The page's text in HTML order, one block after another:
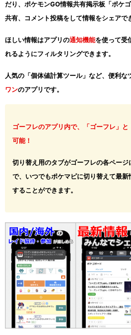
だり、ポケモンGO情報共有掲示板「ポケ
共有、コメント投稿をして情報をシェアで
ほしい情報はアプリの通知機能を使って受
れるようにフィルタリングできます。
人気の「個体値計算ツール」など、便利な
ワンのアプリです。
ゴーフレのアプリ内で、「ゴーフレ」
可能！
切り替え用のタブがゴーフレの各ペー
で、いつでもポケマピに切り替えて最
することができます。